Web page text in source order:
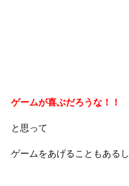
ゲームが喜ぶだろうな！！
と思って
ゲームをあげることもあるし